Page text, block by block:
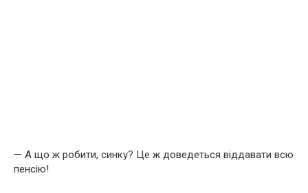
— А що ж робити, синку? Це ж доведеться віддавати всю
пенсію!